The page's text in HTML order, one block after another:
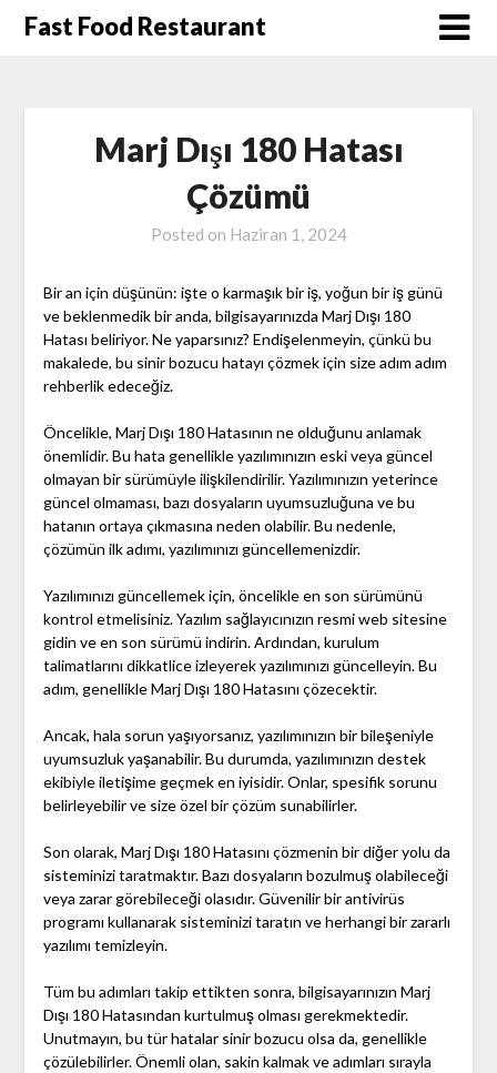
SkipFast Food Restaurant
Marj Dışı 180 Hatası
Çözümü
Posted on Haziran 1, 2024
Bir an için düşünün: işte o karmaşık bir iş, yoğun bir iş günü
ve beklenmedik bir anda, bilgisayarınızda Marj Dışı 180
Hatası beliriyor. Ne yaparsınız? Endişelenmeyin, çünkü bu
makalede, bu sinir bozucu hatayı çözmek için size adım adım
rehberlik edeceğiz.
Öncelikle, Marj Dışı 180 Hatasının ne olduğunu anlamak
önemlidir. Bu hata genellikle yazılımınızın eski veya güncel
olmayan bir sürümüyle ilişkilendirilir. Yazılımınızın yeterince
güncel olmaması, bazı dosyaların uyumsuzluğuna ve bu
hatanın ortaya çıkmasına neden olabilir. Bu nedenle,
çözümün ilk adımı, yazılımınızı güncellemenizdir.
Yazılımınızı güncellemek için, öncelikle en son sürümünü
kontrol etmelisiniz. Yazılım sağlayıcınızın resmi web sitesine
gidin ve en son sürümü indirin. Ardından, kurulum
talimatlarını dikkatlice izleyerek yazılımınızı güncelleyin. Bu
adım, genellikle Marj Dışı 180 Hatasını çözecektir.
Ancak, hala sorun yaşıyorsanız, yazılımınızın bir bileşeniyle
uyumsuzluk yaşanabilir. Bu durumda, yazılımınızın destek
ekibiyle iletişime geçmek en iyisidir. Onlar, spesifik sorunu
belirleyebilir ve size özel bir çözüm sunabilirler.
Son olarak, Marj Dışı 180 Hatasını çözmenin bir diğer yolu da
sisteminizi taratmaktır. Bazı dosyaların bozulmuş olabileceği
veya zarar görebileceği olasıdır. Güvenilir bir antivirüs
programı kullanarak sisteminizi taratın ve herhangi bir zararlı
yazılımı temizleyin.
Tüm bu adımları takip ettikten sonra, bilgisayarınızın Marj
Dışı 180 Hatasından kurtulmuş olması gerekmektedir.
Unutmayın, bu tür hatalar sinir bozucu olsa da, genellikle
çözülebilirler. Önemli olan, sakin kalmak ve adımları sırayla